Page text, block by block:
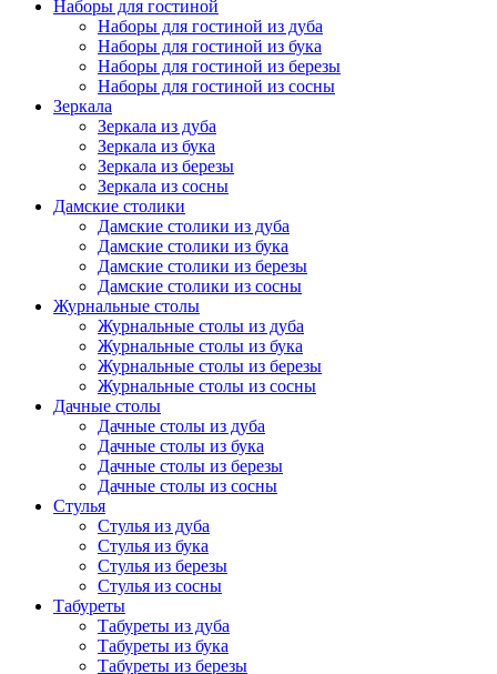
Наборы для гостиной
Наборы для гостиной из дуба
Наборы для гостиной из бука
Наборы для гостиной из березы
Наборы для гостиной из сосны
Зеркала
Зеркала из дуба
Зеркала из бука
Зеркала из березы
Зеркала из сосны
Дамские столики
Дамские столики из дуба
Дамские столики из бука
Дамские столики из березы
Дамские столики из сосны
Журнальные столы
Журнальные столы из дуба
Журнальные столы из бука
Журнальные столы из березы
Журнальные столы из сосны
Дачные столы
Дачные столы из дуба
Дачные столы из бука
Дачные столы из березы
Дачные столы из сосны
Стулья
Стулья из дуба
Стулья из бука
Стулья из березы
Стулья из сосны
Табуреты
Табуреты из дуба
Табуреты из бука
Табуреты из березы